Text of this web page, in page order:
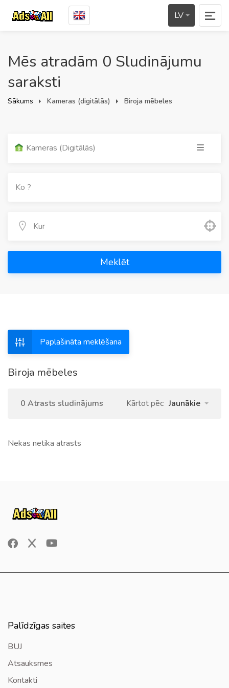
LV
Mēs atradām 0 Sludinājumu
saraksti
Sākums Kameras (digitālās) Biroja mēbeles
Kameras (digitālās)
Meklēt
Paplašināta meklēšana
Biroja mēbeles
0 Atrasts sludinājums Kārtot pēc Jaunākie
Nekas netika atrasts
Palīdzīgas saites
BUJ
Atsauksmes
Kontakti